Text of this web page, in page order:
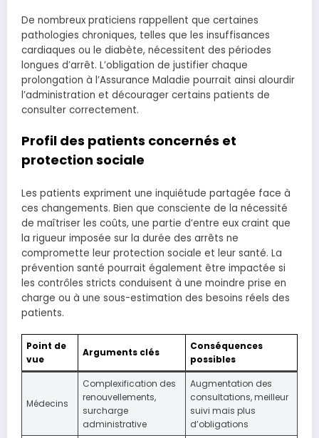
De nombreux praticiens rappellent que certaines
pathologies chroniques, telles que les insuffisances
cardiaques ou le diabète, nécessitent des périodes
longues d’arrêt. L’obligation de justifier chaque
prolongation à l’Assurance Maladie pourrait ainsi alourdir
l’administration et décourager certains patients de
consulter correctement.
Profil des patients concernés et
protection sociale
Les patients expriment une inquiétude partagée face à
ces changements. Bien que consciente de la nécessité
de maîtriser les coûts, une partie d’entre eux craint que
la rigueur imposée sur la durée des arrêts ne
compromette leur protection sociale et leur santé. La
prévention santé pourrait également être impactée si
les contrôles stricts conduisent à une moindre prise en
charge ou à une sous-estimation des besoins réels des
patients.
Point de
vue
Arguments clés
Conséquences
possibles
Médecins
Complexification des
renouvellements,
surcharge
administrative
Augmentation des
consultations, meilleur
suivi mais plus
d’obligations